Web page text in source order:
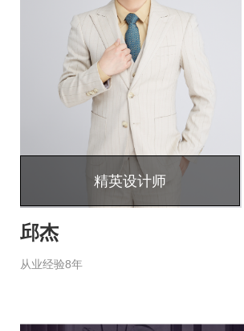
精英设计师
邱杰
从业经验8年